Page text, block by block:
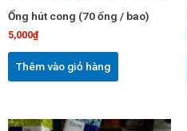
Ống hút cong (70 ống / bao)
5,000₫
Thêm vào giỏ hàng